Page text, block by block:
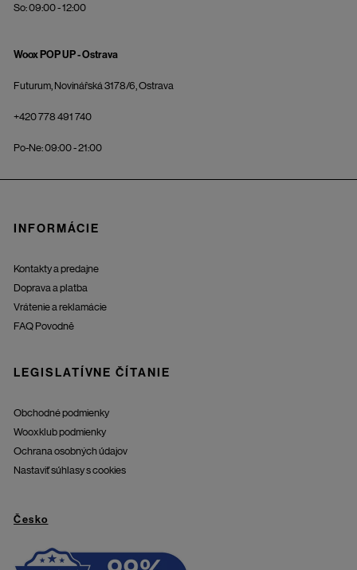
So: 09:00 - 12:00
Woox POP UP - Ostrava
Futurum, Novinářská 3178/6, Ostrava
+420 778 491 740
Po-Ne: 09:00 - 21:00
INFORMÁCIE
Kontakty a predajne
Doprava a platba
Vrátenie a reklamácie
FAQ Povodně
LEGISLATÍVNE ČÍTANIE
Obchodné podmienky
Wooxklub podmienky
Ochrana osobných údajov
Nastaviť súhlasy s cookies
Česko